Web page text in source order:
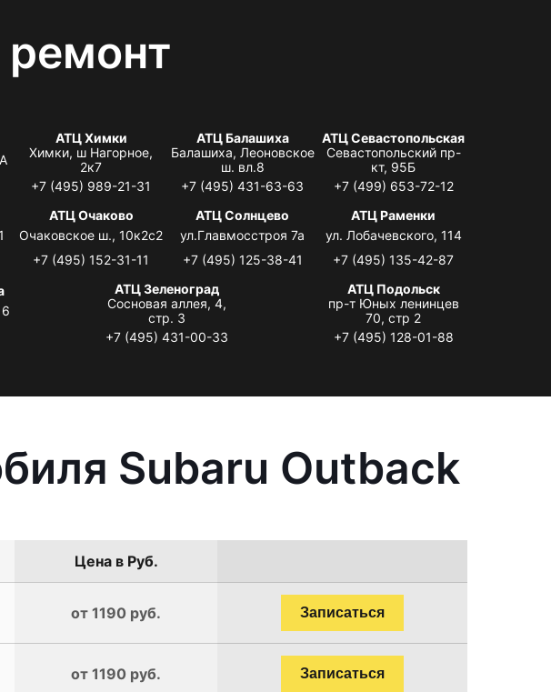
ремонт
АТЦ Химки
Химки, ш Нагорное,
2к7
+7 (495) 989-21-31
АТЦ Балашиха
Балашиха, Леоновское
ш. вл.8
+7 (495) 431-63-63
АТЦ Севастопольская
Севастопольский пр-
кт, 95Б
+7 (499) 653-72-12
АТЦ Очаково
Очаковское ш., 10к2с2
+7 (495) 152-31-11
АТЦ Солнцево
ул.Главмосстроя 7а
+7 (495) 125-38-41
АТЦ Раменки
ул. Лобачевского, 114
+7 (495) 135-42-87
АТЦ Зеленоград
Сосновая аллея, 4,
стр. 3
+7 (495) 431-00-33
АТЦ Подольск
пр-т Юных ленинцев
70, стр 2
+7 (495) 128-01-88
Subaru Outback
Цена в Руб.
от 1190 руб. Записаться
от 1190 руб. Записаться